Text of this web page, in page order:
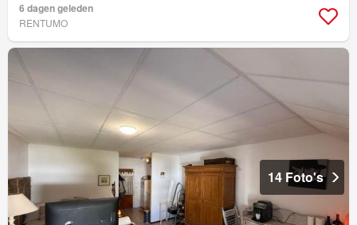
6 dagen geleden
RENTUMO
14 Foto's